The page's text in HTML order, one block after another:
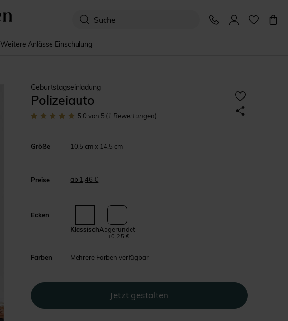
Weitere Anlässe Einschulung
Geburtstagseinladung
Polizeiauto
5.0 von 5 (1 Bewertungen)
Größe 10,5 cm x 14,5 cm
Preise ab 1,46 €
Ecken
KlassischAbgerundet
+0,25 €
Farben Mehrere Farben verfügbar